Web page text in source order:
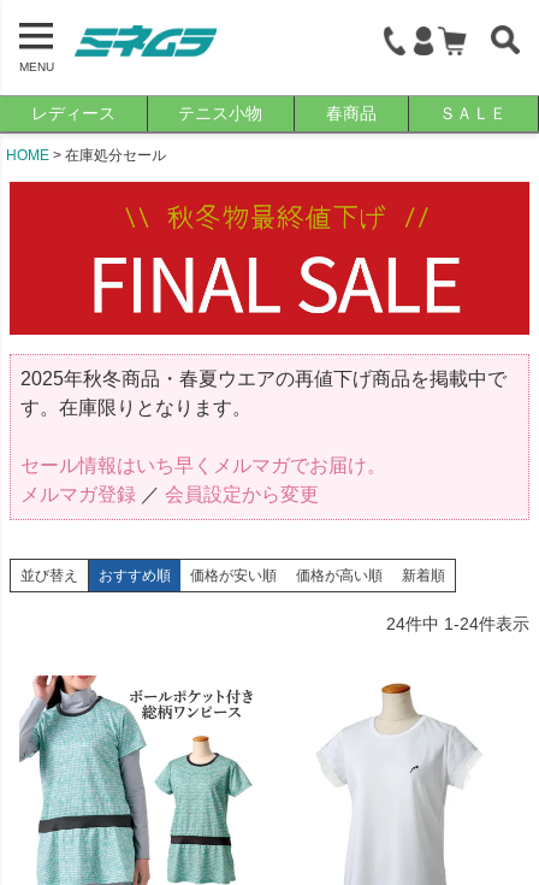
MENU
レディース テニス小物 春商品 ＳＡＬＥ
HOME 在庫処分セール
2025年秋冬商品・春夏ウエアの再値下げ商品を掲載中で
す。在庫限りとなります。
セール情報はいち早くメルマガでお届け。
メルマガ登録 ／ 会員設定から変更
並び替え おすすめ順 価格が安い順 価格が高い順 新着順
24件中 1-24件表示